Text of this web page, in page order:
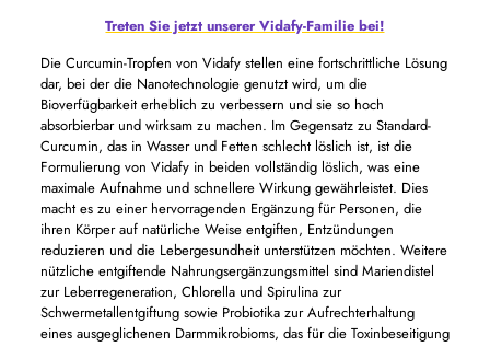
Treten Sie jetzt unserer Vidafy-Familie bei!
Die Curcumin-Tropfen von Vidafy stellen eine fortschrittliche Lösung
dar, bei der die Nanotechnologie genutzt wird, um die
Bioverfügbarkeit erheblich zu verbessern und sie so hoch
absorbierbar und wirksam zu machen. Im Gegensatz zu Standard-
Curcumin, das in Wasser und Fetten schlecht löslich ist, ist die
Formulierung von Vidafy in beiden vollständig löslich, was eine
maximale Aufnahme und schnellere Wirkung gewährleistet. Dies
macht es zu einer hervorragenden Ergänzung für Personen, die
ihren Körper auf natürliche Weise entgiften, Entzündungen
reduzieren und die Lebergesundheit unterstützen möchten. Weitere
nützliche entgiftende Nahrungsergänzungsmittel sind Mariendistel
zur Leberregeneration, Chlorella und Spirulina zur
Schwermetallentgiftung sowie Probiotika zur Aufrechterhaltung
eines ausgeglichenen Darmmikrobioms, das für die Toxinbeseitigung